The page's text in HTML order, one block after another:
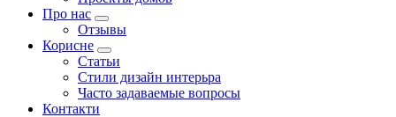
Про нас
Отзывы
Корисне
Статьи
Cтили дизайн интерьра
Часто задаваемые вопросы
Контакти